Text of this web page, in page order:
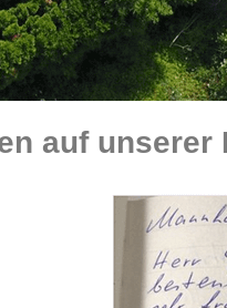
auf unserer